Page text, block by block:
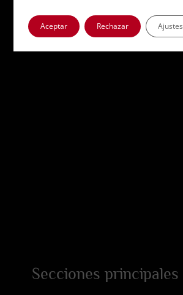
Secciones principales
Aceptar Rechazar Ajustes